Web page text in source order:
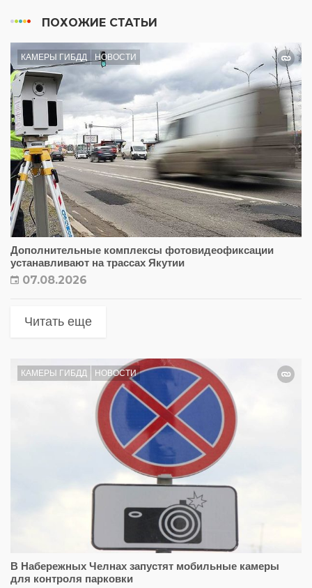
ПОХОЖИЕ СТАТЬИ
КАМЕРЫ ГИБДД НОВОСТИ
Дополнительные комплексы фотовидеофиксации
устанавливают на трассах Якутии
07.08.2026
Читать еще
КАМЕРЫ ГИБДД НОВОСТИ
В Набережных Челнах запустят мобильные камеры
для контроля парковки